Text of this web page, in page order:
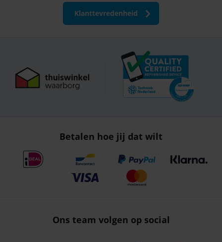
Klanttevredenheid
Betalen hoe jij dat wilt
Ons team volgen op social